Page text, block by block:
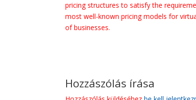
pricing structures to satisfy the
most well-known pricing models for
of businesses.
Hozzászólás írása